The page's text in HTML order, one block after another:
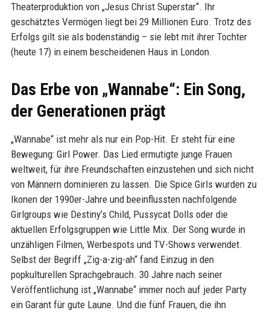
Theaterproduktion von „Jesus Christ Superstar“. Ihr
geschätztes Vermögen liegt bei 29 Millionen Euro. Trotz des
Erfolgs gilt sie als bodenständig – sie lebt mit ihrer Tochter
(heute 17) in einem bescheidenen Haus in London.
Das Erbe von „Wannabe“: Ein Song,
der Generationen prägt
„Wannabe“ ist mehr als nur ein Pop-Hit. Er steht für eine
Bewegung: Girl Power. Das Lied ermutigte junge Frauen
weltweit, für ihre Freundschaften einzustehen und sich nicht
von Männern dominieren zu lassen. Die Spice Girls wurden zu
Ikonen der 1990er-Jahre und beeinflussten nachfolgende
Girlgroups wie Destiny’s Child, Pussycat Dolls oder die
aktuellen Erfolgsgruppen wie Little Mix. Der Song wurde in
unzähligen Filmen, Werbespots und TV-Shows verwendet.
Selbst der Begriff „Zig-a-zig-ah“ fand Einzug in den
popkulturellen Sprachgebrauch. 30 Jahre nach seiner
Veröffentlichung ist „Wannabe“ immer noch auf jeder Party
ein Garant für gute Laune. Und die fünf Frauen, die ihn